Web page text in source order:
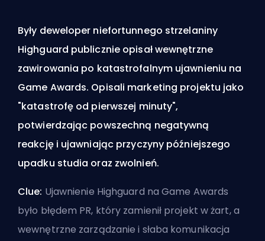
Były deweloper niefortunnego strzelaniny
Highguard publicznie opisał wewnętrzne
zawirowania po katastrofalnym ujawnieniu na
Game Awards. Opisali marketing projektu jako
"katastrofę od pierwszej minuty",
potwierdzając powszechną negatywną
reakcję i ujawniając przyczyny późniejszego
upadku studia oraz zwolnień.
Clue: Ujawnienie Highguard na Game Awards
było błędem PR, który zamienił projekt w żart, a
wewnętrzne zarządzanie i słaba komunikacja